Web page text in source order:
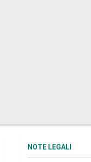
NOTE LEGALI